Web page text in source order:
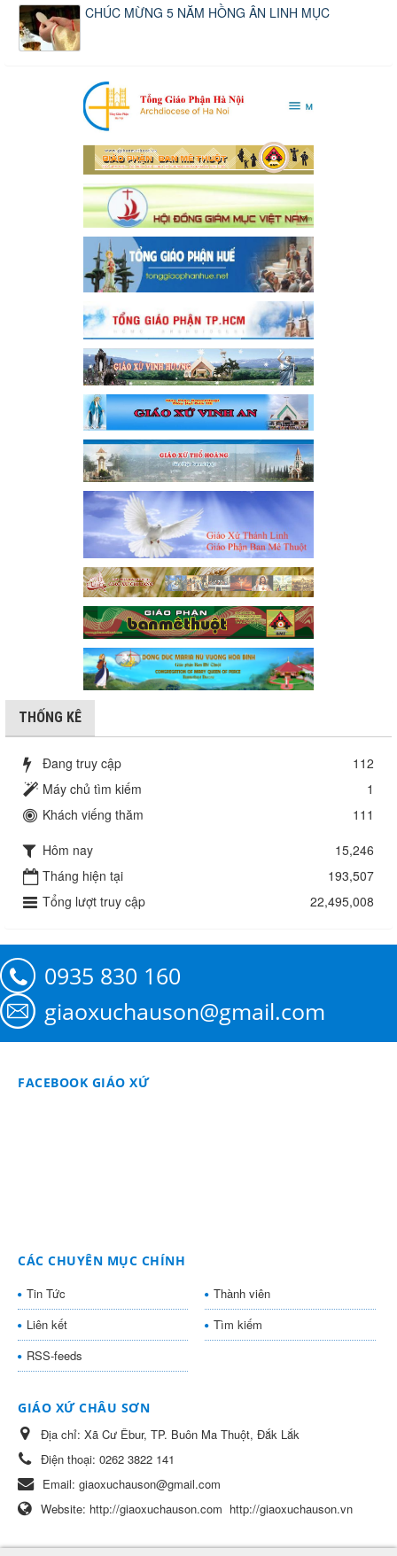
CHÚC MỪNG 5 NĂM HỒNG ÂN LINH MỤC
THỐNG KÊ
Đang truy cập
112
Máy chủ tìm kiếm
1
Khách viếng thăm
111
Hôm nay
15,246
Tháng hiện tại
193,507
Tổng lượt truy cập
22,495,008
0935 830 160
giaoxuchauson@gmail.com
FACEBOOK GIÁO XỨ
CÁC CHUYÊN MỤC CHÍNH
Tin Tức
Thành viên
Liên kết
Tìm kiếm
RSS-feeds
GIÁO XỨ CHÂU SƠN
Địa chỉ: Xã Cư Êbur, TP. Buôn Ma Thuột, Đắk Lắk
Điện thoại: 0262 3822 141
Email: giaoxuchauson@gmail.com
Website: http://giaoxuchauson.com http://giaoxuchauson.vn